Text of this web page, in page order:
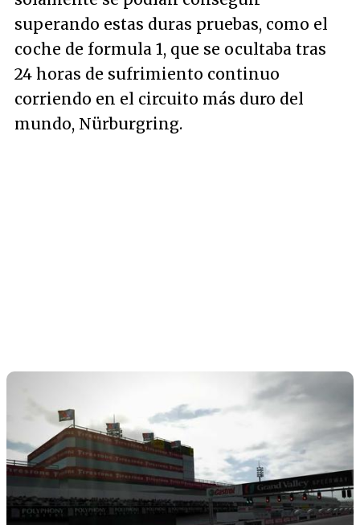
superando estas duras pruebas, como el
coche de formula 1, que se ocultaba tras
24 horas de sufrimiento continuo
corriendo en el circuito más duro del
mundo, Nürburgring.